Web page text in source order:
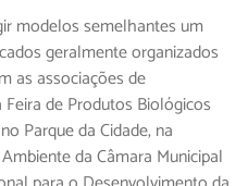
modelos semelhantes um
geralmente organizados
as associações de
de Produtos Biológicos
Parque da Cidade, na
da Câmara Municipal